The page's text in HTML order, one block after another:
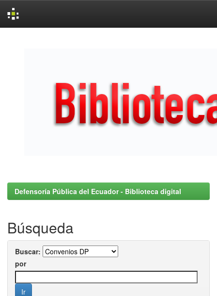
Defensoría Pública del Ecuador - Biblioteca digital
Búsqueda
Buscar:
por